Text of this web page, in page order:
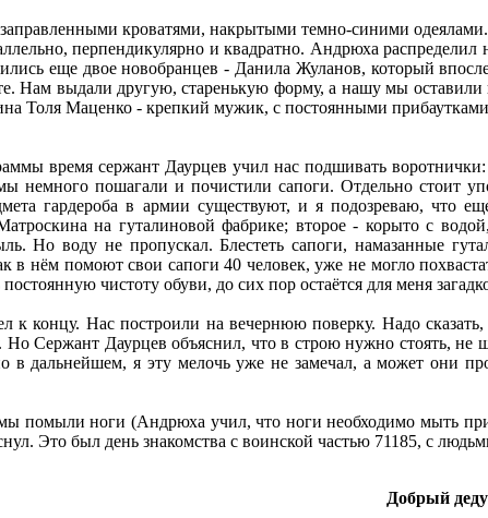
кроватями, накрытыми темно-синими
перпендикулярно и квадратно. Андрюха
еще двое новобранцев - Данила Жуланов, который
Нам выдали другую, старенькую форму, а нашу мы оставили
Толя Маценко - крепкий мужик, с постоянными
время сержант Даурцев учил нас подшивать
немного пошагали и почистили сапоги. Отдельно стоит
гардероба в армии существуют, и я подозреваю, что
на гуталиновой фабрике; второе - корыто с
Но воду не пропускал. Блестеть сапоги, намазанные
в нём помоют свои сапоги 40 человек, уже не могло
чистоту обуви, до сих пор остаётся для меня
к концу. Нас построили на вечернюю поверку. Надо
Но Сержант Даурцев объяснил, что в строю нужно стоять,
но в дальнейшем, я эту мелочь уже не замечал, а может они
помыли ноги (Андрюха учил, что ноги необходимо мыть
Это был день знакомства с воинской частью 71185, с
Добрый